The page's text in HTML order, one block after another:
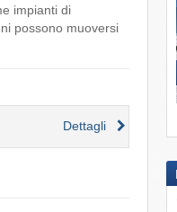
impianti di
possono muoversi
Dettagli